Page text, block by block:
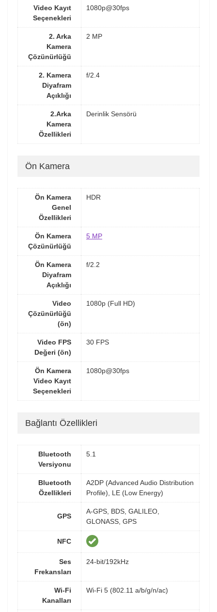
Video Kayıt
Seçenekleri
1080p@30fps
2. Arka
Kamera
Çözünürlüğü
2 MP
2. Kamera
Diyafram
Açıklığı
f/2.4
2.Arka
Kamera
Özellikleri
Derinlik Sensörü
Ön Kamera
Ön Kamera
Genel
Özellikleri
HDR
Ön Kamera
Çözünürlüğü
5 MP
Ön Kamera
Diyafram
Açıklığı
f/2.2
Video
Çözünürlüğü
(ön)
1080p (Full HD)
Video FPS
Değeri (ön)
30 FPS
Ön Kamera
Video Kayıt
Seçenekleri
1080p@30fps
Bağlantı Özellikleri
Bluetooth
Versiyonu
5.1
Bluetooth
Özellikleri
A2DP (Advanced Audio Distribution
Profile), LE (Low Energy)
GPS
A-GPS, BDS, GALILEO,
GLONASS, GPS
NFC
Ses
Frekansları
24-bit/192kHz
Wi-Fi
Kanalları
Wi-Fi 5 (802.11 a/b/g/n/ac)